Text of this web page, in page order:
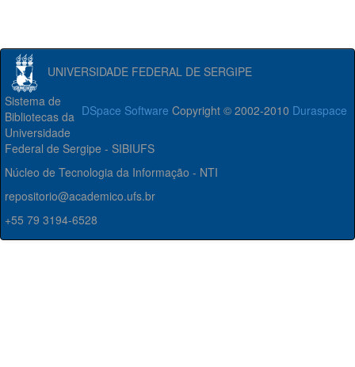
UNIVERSIDADE FEDERAL DE SERGIPE
DSpace Software Copyright © 2002-2010 Duraspace
Sistema de
Bibliotecas da
Universidade
Federal de Sergipe - SIBIUFS
Núcleo de Tecnologia da Informação - NTI
repositorio@academico.ufs.br
+55 79 3194-6528